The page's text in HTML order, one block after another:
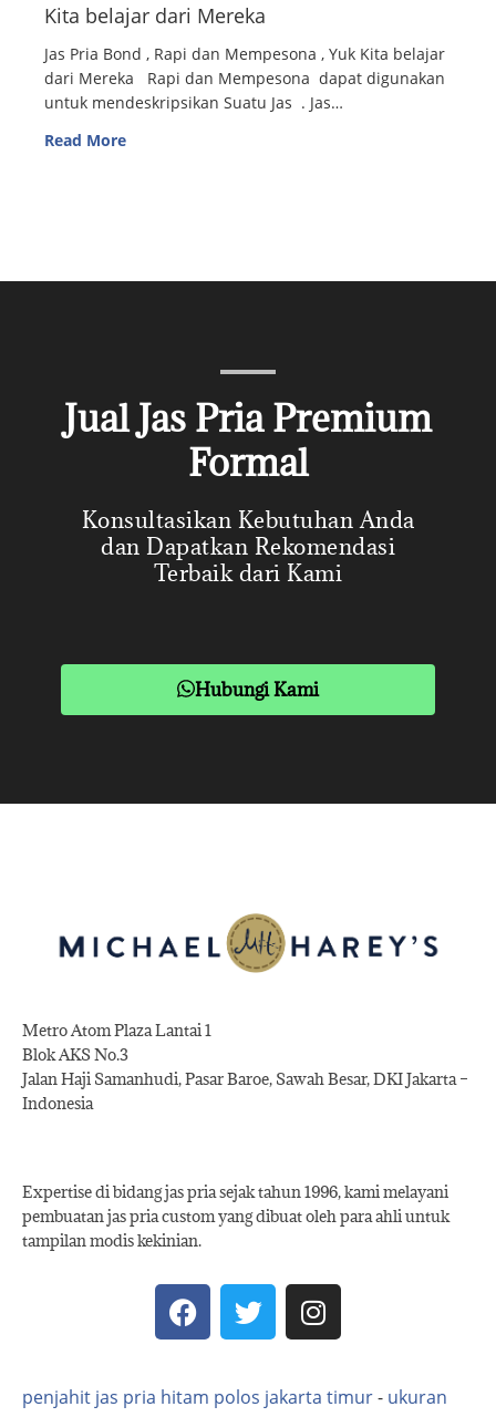
Kita belajar dari Mereka
Jas Pria Bond , Rapi dan Mempesona , Yuk Kita belajar
dari Mereka Rapi dan Mempesona dapat digunakan
untuk mendeskripsikan Suatu Jas . Jas…
Read More
Jual Jas Pria Premium
Formal
Konsultasikan Kebutuhan Anda
dan Dapatkan Rekomendasi
Terbaik dari Kami
Hubungi Kami
Metro Atom Plaza Lantai 1
Blok AKS No.3
Jalan Haji Samanhudi, Pasar Baroe, Sawah Besar, DKI Jakarta –
Indonesia
Expertise di bidang jas pria sejak tahun 1996, kami melayani
pembuatan jas pria custom yang dibuat oleh para ahli untuk
tampilan modis kekinian.
penjahit jas pria hitam polos jakarta timur- ukuran